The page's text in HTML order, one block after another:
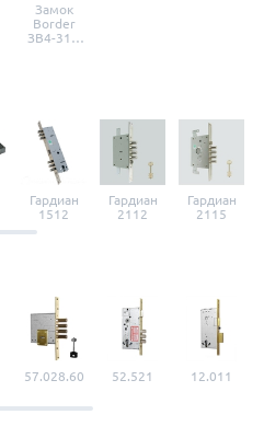
Замок
Border
ЗВ4-31 с
Гардиан
1512
Гардиан
2112
Гардиан
2115
57.028.60 52.521 12.011